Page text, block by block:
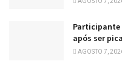
Participante
após ser
AGOSTO 7,